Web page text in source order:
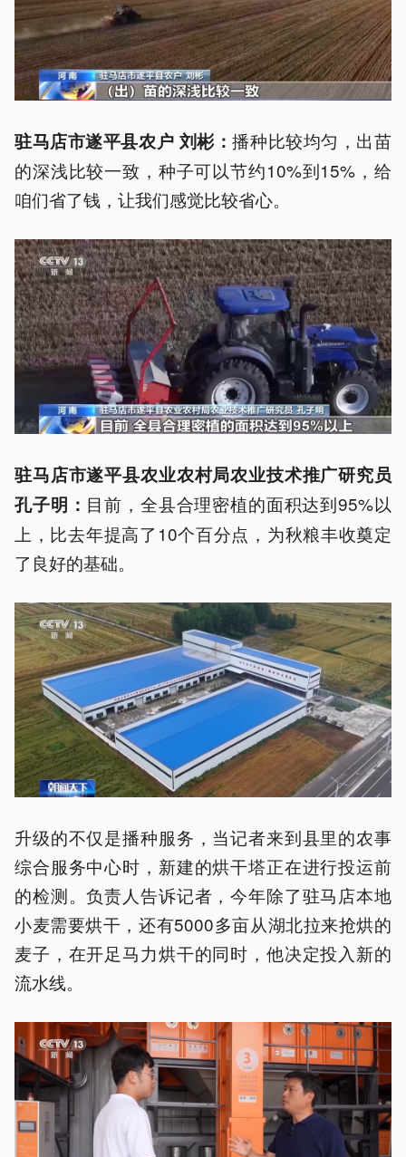
驻马店市遂平县农户 刘彬：播种比较均匀，出苗
的深浅比较一致，种子可以节约10%到15%，给
咱们省了钱，让我们感觉比较省心。
驻马店市遂平县农业农村局农业技术推广研究员
孔子明： 目前，全县合理密植的面积达到95%以
上，比去年提高了10个百分点，为秋粮丰收奠定
了良好的基础。
升级的不仅是播种服务，当记者来到县里的农事
综合服务中心时，新建的烘干塔正在进行投运前
的检测。负责人告诉记者，今年除了驻马店本地
小麦需要烘干，还有5000多亩从湖北拉来抢烘的
麦子，在开足马力烘干的同时，他决定投入新的
流水线。